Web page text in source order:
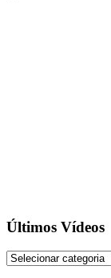
Últimos Vídeos